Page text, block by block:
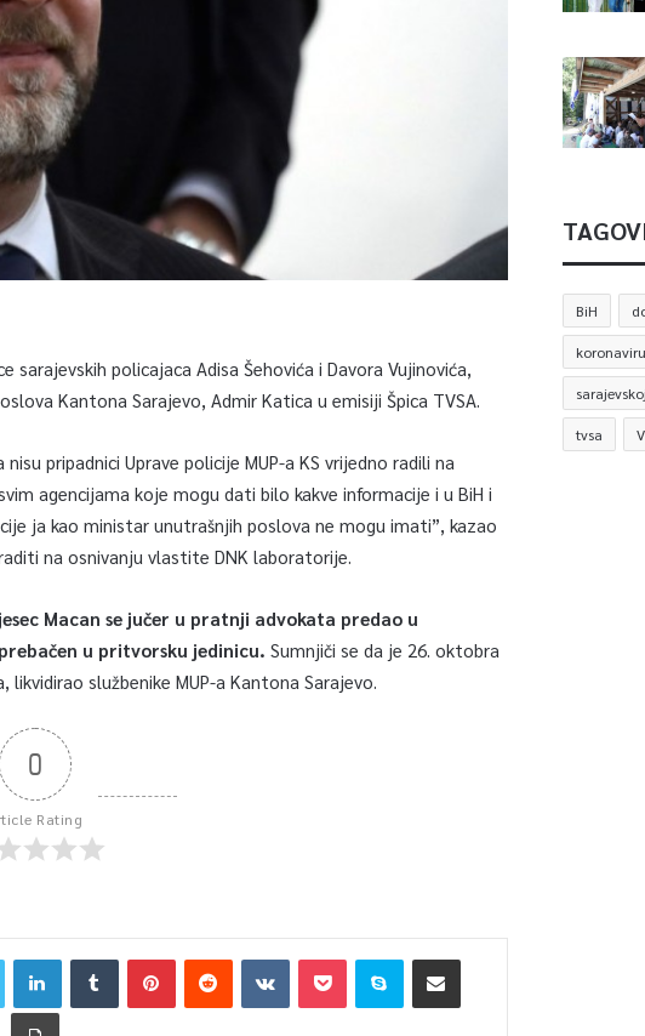
policajaca Adisa Šehovića i Davora Vujinovića,
Kantona Sarajevo, Admir Katica u emisiji Špica TVSA.
pripadnici Uprave policije MUP-a KS vrijedno radili na
agencijama koje mogu dati bilo kakve informacije i u BiH i
ja kao ministar unutrašnjih poslova ne mogu imati”, kazao
na osnivanju vlastite DNK laboratorije.
Macan se jučer u pratnji advokata predao u
u pritvorsku jedinicu. Sumnjiči se da je 26. oktobra
službenike MUP-a Kantona Sarajevo.
0
Rating
BiH
tvsa